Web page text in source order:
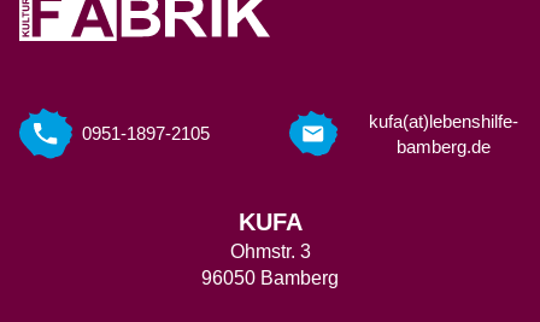
0951-1897-2105
kufa(at)lebenshilfe-
bamberg.de
KUFA
Ohmstr. 3
96050 Bamberg